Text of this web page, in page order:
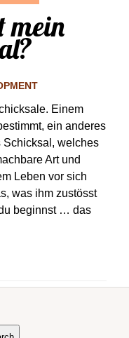
mein
Einem
ein anderes
Schicksal, welches
Art und
Leben vor sich
was ihm zustösst
beginnst … das